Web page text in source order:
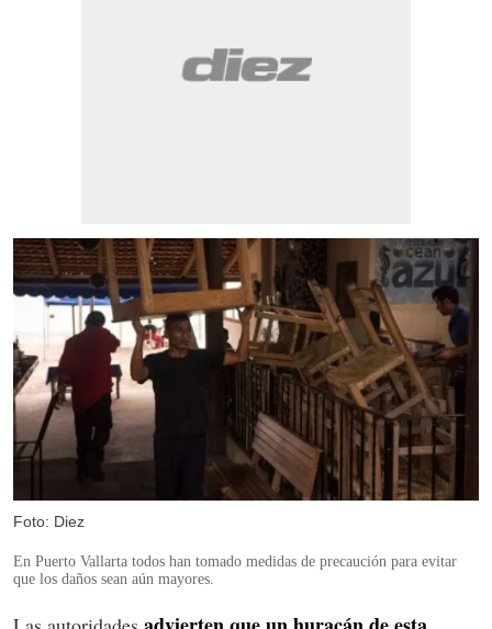
Foto: Diez
En Puerto Vallarta todos han tomado medidas de precaución para evitar
que los daños sean aún mayores.